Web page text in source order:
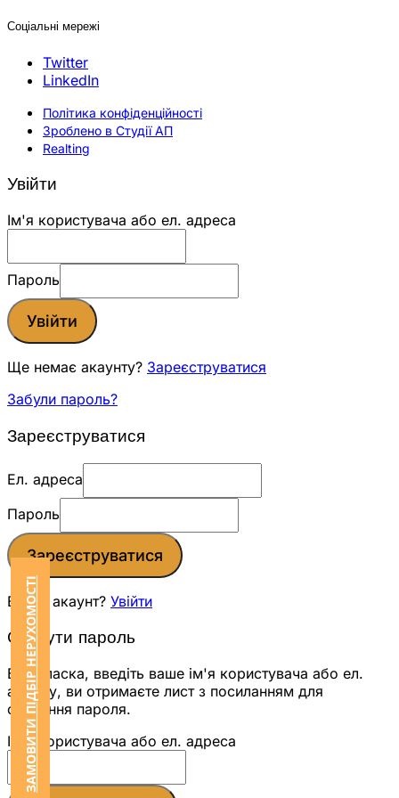
Соціальні мережі
Twitter
LinkedIn
Політика конфіденційності
Зроблено в Студії АП
Realting
ЗАМОВИТИ ПІДБІР НЕРУХОМОСТІ
Увійти
Ім'я користувача або ел. адреса
Пароль
Увійти
Ще немає акаунту? Зареєструватися
Забули пароль?
Зареєструватися
Ел. адреса
Пароль
Зареєструватися
Вже є акаунт? Увійти
Скинути пароль
Будь ласка, введіть ваше ім'я користувача або ел.
адресу, ви отримаєте лист з посиланням для
скидання пароля.
Ім'я користувача або ел. адреса